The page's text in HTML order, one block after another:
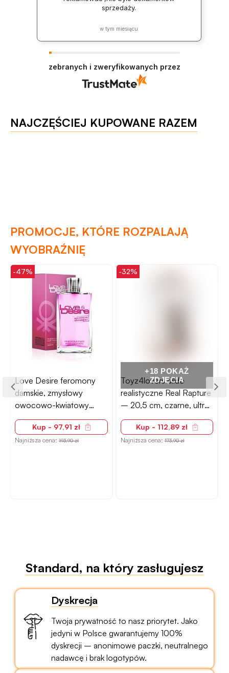
sprzedaży.
w tym miesiącu
zebranych i zweryfikowanych przez
NAJCZĘŚCIEJ KUPOWANE RAZEM
PROMOCJE, KTÓRE ROZPALAJĄ
WYOBRAŹNIĘ
-47%
Love Desire feromony
damskie, zmysłowy
owocowo-kwiatowy
zapach – 50ml
Kup - 97,91 zł
Najniższa cena:193,90 zł
+18 POKAŻ
ZDJĘCIA
-32%
Toyz4lovers dildo
realistyczne Real Rapture
– 20,5 cm, czarne, ultra
elastyczne
Kup - 112,89 zł
Najniższa cena:173,90 zł
Standard, na który zasługujesz
Dyskrecja
Twoja prywatność to nasz priorytet. Jako
jedyni w Polsce gwarantujemy 100%
dyskrecji – anonimowe paczki, neutralnego
nadawcę i brak logotypów.